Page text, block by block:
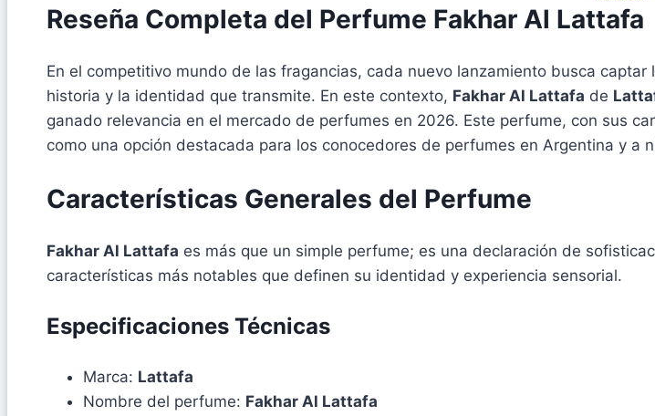
Reseña Completa del Perfume Fakhar Al Lattafa
En el competitivo mundo de las fragancias, cada nuevo lanzamiento busca
historia y la identidad que transmite. En este contexto, Fakhar Al Lattafa de
ganado relevancia en el mercado de perfumes en 2026. Este perfume, con sus
como una opción destacada para los conocedores de perfumes en Argentina y a
Características Generales del Perfume
Fakhar Al Lattafa es más que un simple perfume; es una declaración de
características más notables que definen su identidad y experiencia sensorial.
Especificaciones Técnicas
Marca: Lattafa
Nombre del perfume: Fakhar Al Lattafa